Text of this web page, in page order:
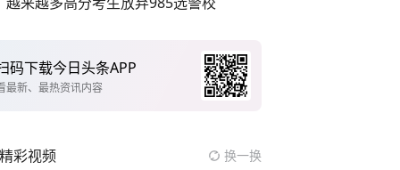
码下载今日头条APP
最新、最热资讯内容
精彩视频 换一换